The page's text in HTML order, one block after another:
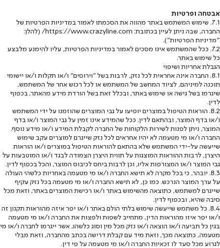
אבטחה ופרטיות
7.1. שימוש המשתמש באתר מהווה את הסכמתו לאמור במדיניות הפרטיות של
החברה, שבה ניתן לעיין בכתובת: https://www.crazyline.com/ (להלן:
"מדיניות הפרטיות").
7.2. ככל שהמשתמש אינו מסכים לאמור במדיניות הפרטיות, עליו להימנע מלבצע
כל שימוש באתר.
הגבלת אחריות ושיפוי
8.1. החברה אינה אחראית לכל נזק, לרבות בשל "וירוסים" ו/או תקלות ו/או יישומי
תוכנה למיניהם, לציוד המחשב של המשתמש או לכל רכוש אחר של המשתמש,
שיגרמו בשל גישה או שימוש באתר, ובכלל זאת בשל הורדת מידע מהאתר, בכפוף
לדין.
8.2. הוראות הטיפול במוצרים יופיעו על גבי המוצרים שהוזמנו על ידי המשתמש
ו/או בדף המוצר, ובהתאם לדין. ככל שהמידע אינו זמין על גבי המוצר ו/או בדף
המוצר, ניתן לפנות לשירות הלקוחות של החברה לקבלת המידע ו/או מידע נוסף.
החברה ו/או מי מטעמה לא יהיו אחראים לכל נזק שייגרם למוצרים עקב שימוש
שייעשה על-ידי המשתמש שלא בהתאם להוראות הטיפול במוצרים ו/או הוראות
היצרן, לרבות ההוראות המוצגות על תווית היצרן הצמודה לבגד ו/או המוטבעות על
גבי המוצר ו/או המצורפות אליו, וכן לרבות ביחס לכיבוס המוצר, והכל בכפוף לדין.
8.3. יובהר, כי בכל מקרה לא תישא החברה ו/או מי מטעמה באחריות כלשהי העולה
על ערך המוצר הנרכש. כמו כן, לא תישא החברה ו/או מי מטעמה בכל נזק עקיף
שייגרם למשתמש, כתוצאה מהשימוש באתר ו/או רכישת המוצרים באתר, וזאת מכל
סיבה שהיא, ובכפוף לדין.
8.4. כל משתמש שייעשה שימוש בלתי הולם באתר ו/או יפר איזה מהוראות תקנון זה
ו/או יפר איזו מהוראות הדין, מתחייב לשפות ולפצות את החברה ו/או מי מטעמה
בגין כל תביעה ו/או הוצאה ו/או נזק מכל מין וסוג כלשהו, אשר ייגרמו לחברה ו/או מי
מטעמה, כתוצאה מכך, וזאת מיד עם קבלת דרישה בכתב מהחברה, וזאת מבלי
לגרוע מכל סעד לו זכאיות החברה ו/או מי מטעמה על פי דין.